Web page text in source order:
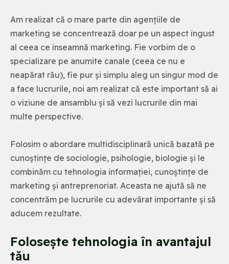
Am realizat că o mare parte din agențiile de
marketing se concentrează doar pe un aspect îngust
al ceea ce înseamnă marketing. Fie vorbim de o
specializare pe anumite canale (ceea ce nu e
neapărat rău), fie pur și simplu aleg un singur mod de
a face lucrurile, noi am realizat că este important să ai
o viziune de ansamblu și să vezi lucrurile din mai
multe perspective.
Folosim o abordare multidisciplinară unică bazată pe
cunoștințe de sociologie, psihologie, biologie și le
combinăm cu tehnologia informației, cunoștințe de
marketing și antreprenoriat. Aceasta ne ajută să ne
concentrăm pe lucrurile cu adevărat importante și să
aducem rezultate.
Folosește tehnologia în avantajul
tău